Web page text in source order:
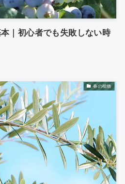
｜初心者でも失敗しない時
春の植物